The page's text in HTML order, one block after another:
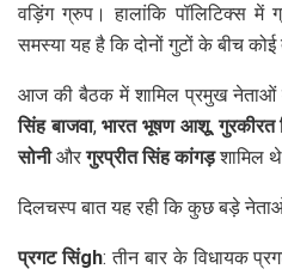
वड़िंग ग्रुप। हालांकि पॉलिटिक्स
समस्या यह है कि दोनों गुटों के बीच
आज की बैठक में शामिल प्रमुख
सिंह बाजवा,भारत भूषण आशू,गुरकीरत
सोनीऔरगुरप्रीत सिंह कांगड़शामिल
दिलचस्प बात यह रही कि कुछ बड़े
प्रगट सिंgh: तीन बार के विधायक